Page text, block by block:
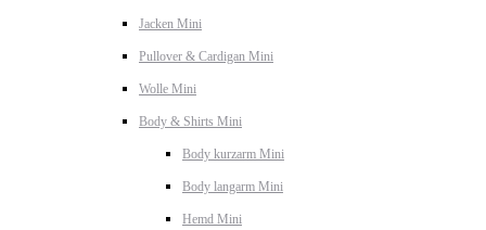
Jacken Mini
Pullover & Cardigan Mini
Wolle Mini
Body & Shirts Mini
Body kurzarm Mini
Body langarm Mini
Hemd Mini